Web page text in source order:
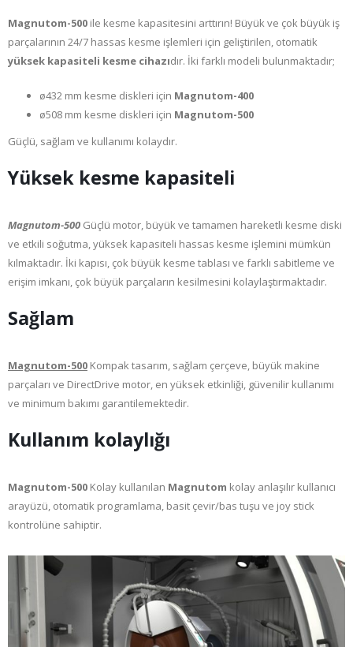
Magnutom-500 ile kesme kapasitesini arttırın! Büyük ve çok büyük iş
parçalarının 24/7 hassas kesme işlemleri için geliştirilen, otomatik
yüksek kapasiteli kesme cihazıdır. İki farklı modeli bulunmaktadır;
ø432 mm kesme diskleri için Magnutom-400
ø508 mm kesme diskleri için Magnutom-500
Güçlü, sağlam ve kullanımı kolaydır.
Yüksek kesme kapasiteli
Magnutom-500 Güçlü motor, büyük ve tamamen hareketli kesme diski
ve etkili soğutma, yüksek kapasiteli hassas kesme işlemini mümkün
kılmaktadır. İki kapısı, çok büyük kesme tablası ve farklı sabitleme ve
erişim imkanı, çok büyük parçaların kesilmesini kolaylaştırmaktadır.
Sağlam
Magnutom-500 Kompak tasarım, sağlam çerçeve, büyük makine
parçaları ve DirectDrive motor, en yüksek etkinliği, güvenilir kullanımı
ve minimum bakımı garantilemektedir.
Kullanım kolaylığı
Magnutom-500 Kolay kullanılan Magnutom kolay anlaşılır kullanıcı
arayüzü, otomatik programlama, basit çevir/bas tuşu ve joy stick
kontrolüne sahiptir.